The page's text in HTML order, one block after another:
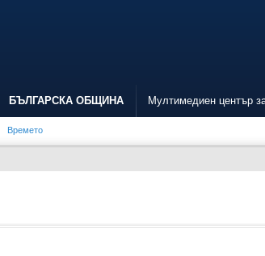
БЪЛГАРСКА ОБЩИНА Мултимедиен център
Времето